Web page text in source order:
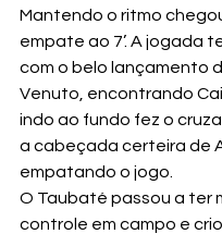
Mantendo o ritmo
empate ao 7’. A jogada
com o belo lançamento
Venuto, encontrando
indo ao fundo fez o
a cabeçada certeira de
empatando o jogo.
O Taubaté passou a ter
controle em campo e